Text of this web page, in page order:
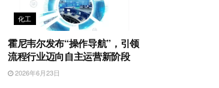
化工
霍尼韦尔发布“操作导航”，引领
流程行业迈向自主运营新阶段
2026年6月23日